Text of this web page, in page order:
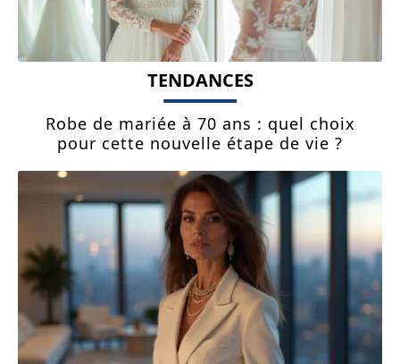
TENDANCES
Robe de mariée à 70 ans : quel choix
pour cette nouvelle étape de vie ?